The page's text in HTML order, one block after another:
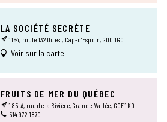
LA SOCIÉTÉ SECRÈTE
1164, route 132 Ouest, Cap-d’Espoir, G0C 1G0
Voir sur la carte
FRUITS DE MER DU QUÉBEC
185-A, rue de la Rivière, Grande-Vallée, G0E 1K0
514 972-1870